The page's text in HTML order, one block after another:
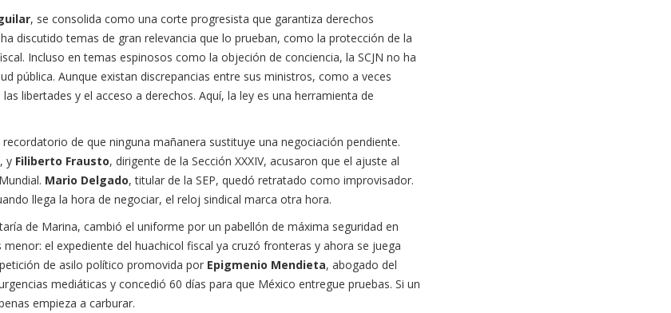
, se consolida como una corte progresista que garantiza derechos
discutido temas de gran relevancia que lo prueban, como la protección de la
Incluso en temas espinosos como la objeción de conciencia, la SCJN no ha
pública. Aunque existan discrepancias entre sus ministros, como a veces
libertades y el acceso a derechos. Aquí, la ley es una herramienta de
de que ninguna mañanera sustituye una negociación pendiente.
y Filiberto Frausto, dirigente de la Sección XXXIV, acusaron que el ajuste al
Mario Delgado, titular de la SEP, quedó retratado como improvisador.
llega la hora de negociar, el reloj sindical marca otra hora.
de Marina, cambió el uniforme por un pabellón de máxima seguridad en
el expediente del huachicol fiscal ya cruzó fronteras y ahora se juega
de asilo político promovida por Epigmenio Mendieta, abogado del
mediáticas y concedió 60 días para que México entregue pruebas. Si un
empieza a carburar.